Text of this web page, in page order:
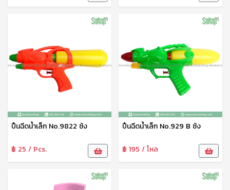
ปืนฉีดน้ำเล็ก No.9822 ซ้ง
฿ 25 / Pcs.
ปืนฉีดน้ำเล็ก No.929 B ซ้ง
฿ 195 / โหล